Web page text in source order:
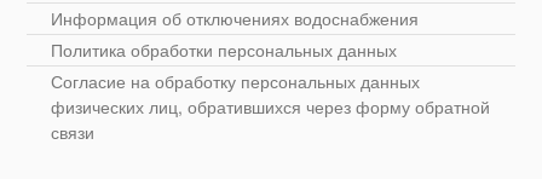
Информация об отключениях водоснабжения
Политика обработки персональных данных
Согласие на обработку персональных данных
физических лиц, обратившихся через форму обратной
связи